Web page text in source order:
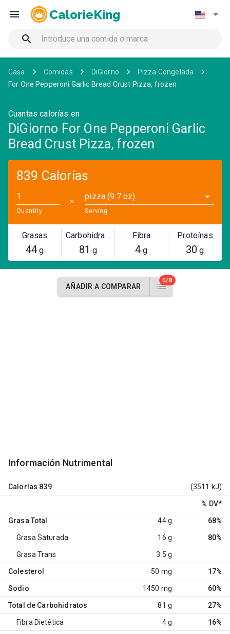
CalorieKing
Casa Comidas DiGiorno
Pizza Congelada
For One Pepperoni Garlic Bread Crust Pizza, frozen
Cuantas calorías en
DiGiorno For One Pepperoni Garlic
Bread Crust Pizza, frozen
839 Calorías
Quantity
✕
pizza (9.7 oz)
Serving
Grasas
44g
Carbohidratos
81 g
Fibra
4 g
Proteínas
30 g
AÑADIR A COMPARAR
0/8
Información Nutrimental
Calorías 839 (3511 kJ)
% DV*
Grasa Total 44 g 68%
Grasa Saturada 16 g 80%
Grasa Trans 3.5 g
Colesterol 50 mg 17%
Sodio 1450 mg 60%
Total de Carbohidratos 81 g 27%
Fibra Dietética 4 g 16%